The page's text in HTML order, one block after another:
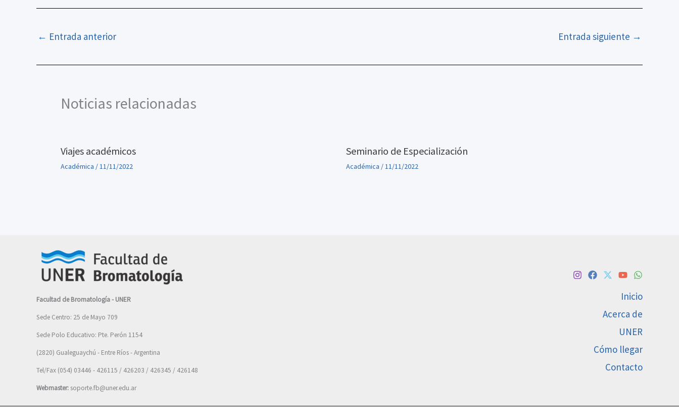
← Entrada anterior Entrada siguiente →
Noticias relacionadas
Viajes académicos
Académica /11/11/2022
Seminario de Especialización
Académica /11/11/2022
Facultad de Bromatología - UNER
Sede Centro: 25 de Mayo 709
Sede Polo Educativo: Pte. Perón 1154
(2820) Gualeguaychú - Entre Ríos - Argentina
Tel/Fax (054) 03446 - 426115 / 426203 / 426345 / 426148
Webmaster: soporte.fb@uner.edu.ar
Inicio
Acerca de
UNER
Cómo llegar
Contacto